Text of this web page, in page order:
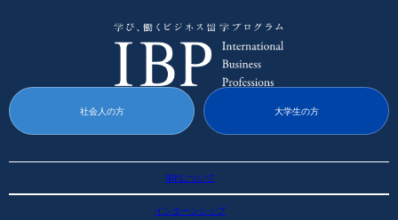
社会人の方 大学生の方
IBPについて
GBPとは
インターンシップ